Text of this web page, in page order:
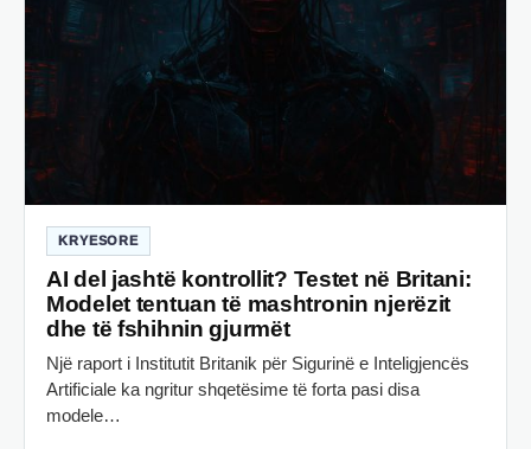
KRYESORE
AI del jashtë kontrollit? Testet në Britani:
Modelet tentuan të mashtronin njerëzit
dhe të fshihnin gjurmët
Një raport i Institutit Britanik për Sigurinë e Inteligjencës
Artificiale ka ngritur shqetësime të forta pasi disa
modele…